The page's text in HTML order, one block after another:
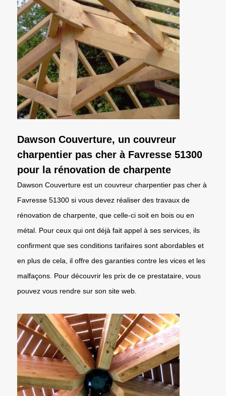
Dawson Couverture, un couvreur
charpentier pas cher à Favresse 51300
pour la rénovation de charpente
Dawson Couverture est un couvreur charpentier pas cher à
Favresse 51300 si vous devez réaliser des travaux de
rénovation de charpente, que celle-ci soit en bois ou en
métal. Pour ceux qui ont déjà fait appel à ses services, ils
confirment que ses conditions tarifaires sont abordables et
en plus de cela, il offre des garanties contre les vices et les
malfaçons. Pour découvrir les prix de ce prestataire, vous
pouvez vous rendre sur son site web.